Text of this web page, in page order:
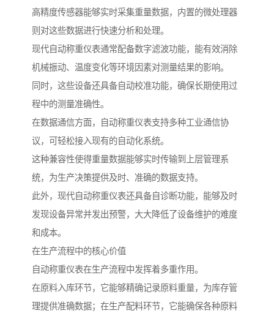
高精度传感器能够实时采集重量数据，内置的微处理器
则对这些数据进行快速分析和处理。
现代自动称重仪表通常配备数字滤波功能，能有效消除
机械振动、温度变化等环境因素对测量结果的影响。
同时，这些设备还具备自动校准功能，确保长期使用过
程中的测量准确性。
在数据通信方面，自动称重仪表支持多种工业通信协
议，可轻松接入现有的自动化系统。
这种兼容性使得重量数据能够实时传输到上层管理系
统，为生产决策提供及时、准确的数据支持。
此外，现代自动称重仪表还具备自诊断功能，能够及时
发现设备异常并发出预警，大大降低了设备维护的难度
和成本。
在生产流程中的核心价值
自动称重仪表在生产流程中发挥着多重作用。
在原料入库环节，它能够精确记录原料重量，为库存管
理提供准确数据；在生产配料环节，它能确保各种原料